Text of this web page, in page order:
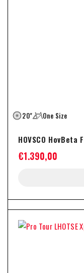
20" One Size
HOVSCO
€1.390,00